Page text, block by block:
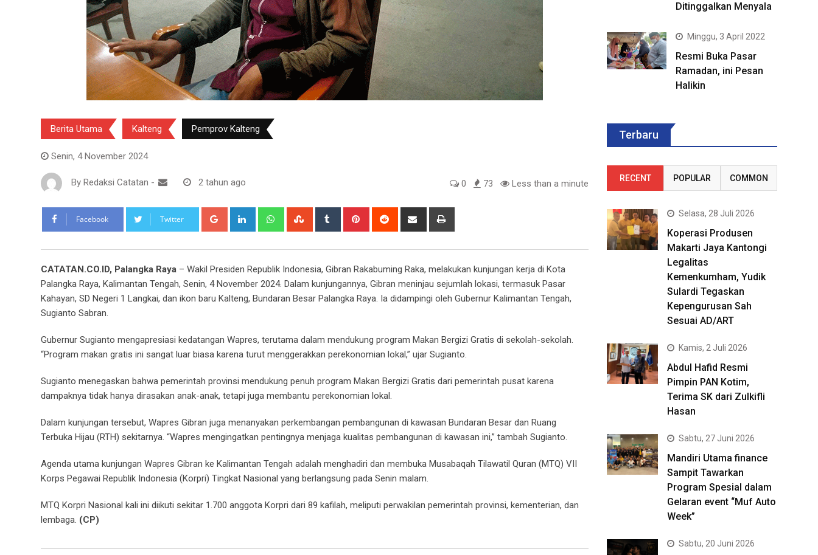
Berita Utama Kalteng Pemprov Kalteng
Senin, 4 November 2024
By Redaksi Catatan - 2 tahun ago 0 73 Less than a minute
Facebook Twitter Google+ LinkedIn WhatsappStumbleUpon
Tumblr Pinterest Reddit
Share
CATATAN.CO.ID, Palangka Raya – Wakil Presiden Republik Indonesia, Gibran Rakabuming Raka, melakukan kunjungan kerja di Kota
Palangka Raya, Kalimantan Tengah, Senin, 4 November 2024. Dalam kunjungannya, Gibran meninjau sejumlah lokasi, termasuk Pasar
Kahayan, SD Negeri 1 Langkai, dan ikon baru Kalteng, Bundaran Besar Palangka Raya. Ia didampingi oleh Gubernur Kalimantan Tengah,
Sugianto Sabran.
Gubernur Sugianto mengapresiasi kedatangan Wapres, terutama dalam mendukung program Makan Bergizi Gratis di sekolah-sekolah.
“Program makan gratis ini sangat luar biasa karena turut menggerakkan perekonomian lokal,” ujar Sugianto.
Sugianto menegaskan bahwa pemerintah provinsi mendukung penuh program Makan Bergizi Gratis dari pemerintah pusat karena
dampaknya tidak hanya dirasakan anak-anak, tetapi juga membantu perekonomian lokal.
Dalam kunjungan tersebut, Wapres Gibran juga menanyakan perkembangan pembangunan di kawasan Bundaran Besar dan Ruang
Terbuka Hijau (RTH) sekitarnya. “Wapres mengingatkan pentingnya menjaga kualitas pembangunan di kawasan ini,” tambah Sugianto.
Agenda utama kunjungan Wapres Gibran ke Kalimantan Tengah adalah menghadiri dan membuka Musabaqah Tilawatil Quran (MTQ) VII
Korps Pegawai Republik Indonesia (Korpri) Tingkat Nasional yang berlangsung pada Senin malam.
MTQ Korpri Nasional kali ini diikuti sekitar 1.700 anggota Korpri dari 89 kafilah, meliputi perwakilan pemerintah provinsi, kementerian, dan
lembaga. (CP)
Ditinggalkan Menyala
Minggu, 3 April 2022
Resmi Buka Pasar
Ramadan, ini Pesan
Halikin
Terbaru
RECENT POPULAR COMMON
Selasa, 28 Juli 2026
Koperasi Produsen
Makarti Jaya Kantongi
Legalitas
Kemenkumham, Yudik
Sulardi Tegaskan
Kepengurusan Sah
Sesuai AD/ART
Kamis, 2 Juli 2026
Abdul Hafid Resmi
Pimpin PAN Kotim,
Terima SK dari Zulkifli
Hasan
Sabtu, 27 Juni 2026
Mandiri Utama finance
Sampit Tawarkan
Program Spesial dalam
Gelaran event “Muf Auto
Week”
Sabtu, 20 Juni 2026